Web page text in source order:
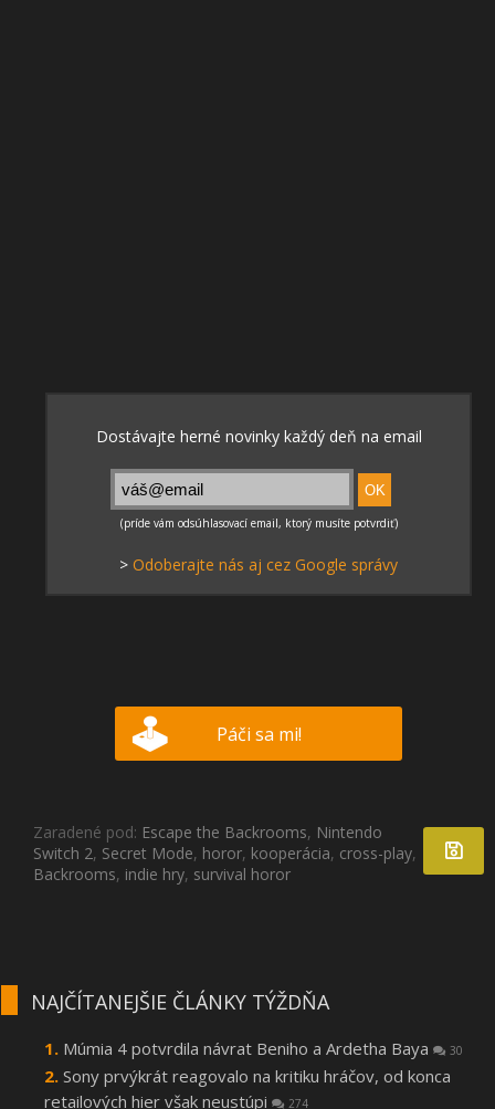
> Odoberajte nás aj cez Google správy
Páči sa mi!
Zaradené pod: Escape the Backrooms, Nintendo
Switch 2, Secret Mode, horor, kooperácia, cross-play,
Backrooms, indie hry, survival horor
NAJČÍTANEJŠIE ČLÁNKY TÝŽDŇA
Múmia 4 potvrdila návrat Beniho a Ardetha Baya 30
Sony prvýkrát reagovalo na kritiku hráčov, od konca
retailových hier však neustúpi
274